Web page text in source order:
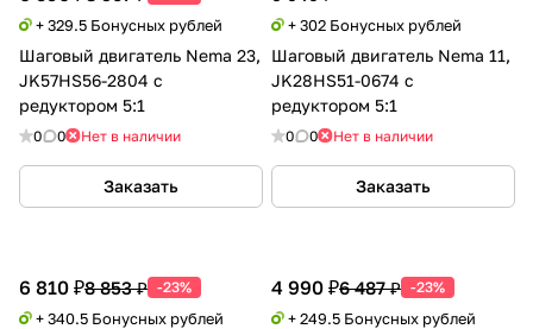
+ 302 Бонусных рублей
Шаговый двигатель Nema 11,
JK28HS51-0674 с
редуктором 5:1
0 0 Нет в наличии
Заказать
6 810 ₽8 853 ₽ -23%
+ 340.5 Бонусных рублей
4 990 ₽6 487 ₽ -23%
+ 249.5 Бонусных рублей
+ 329.5 Бонусных рублей
Шаговый двигатель Nema 23,
JK57HS56-2804 с
редуктором 5:1
0 0 Нет в наличии
Заказать